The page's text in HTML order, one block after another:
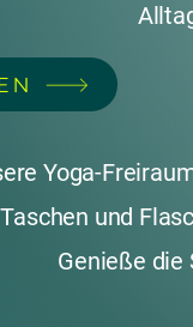
Yoga-
Taschen und
Genieße die